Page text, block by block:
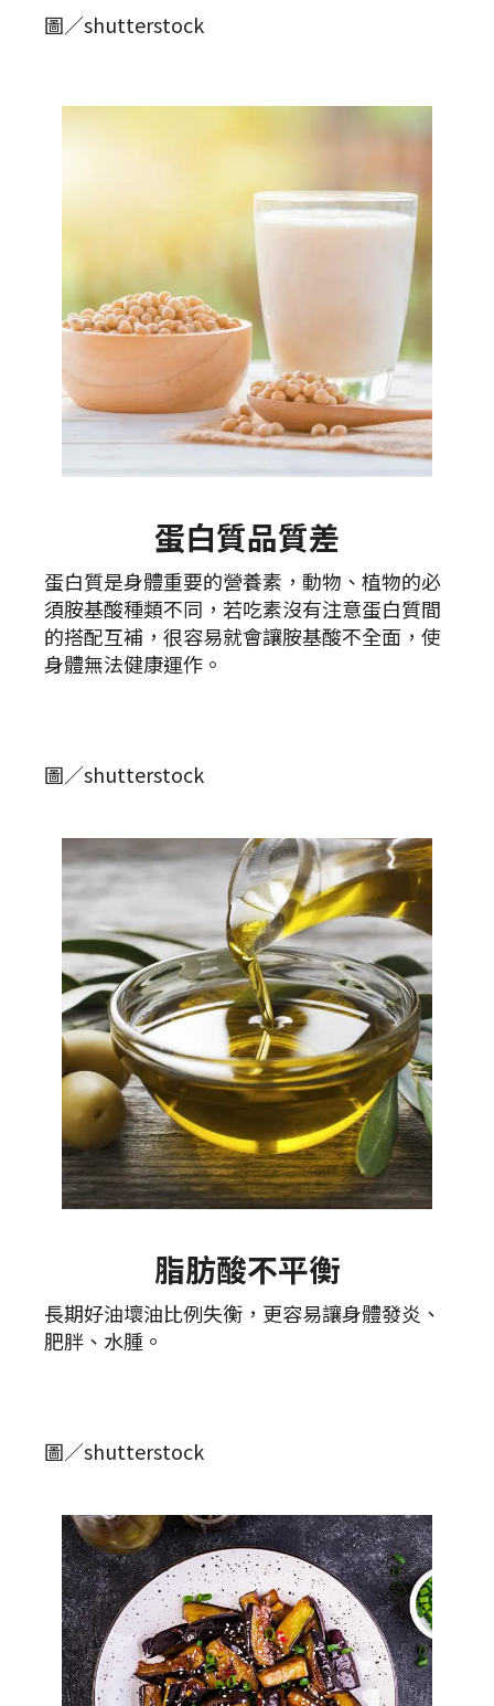
圖／shutterstock
蛋白質品質差
蛋白質是身體重要的營養素，動物、植物的必
須胺基酸種類不同，若吃素沒有注意蛋白質間
的搭配互補，很容易就會讓胺基酸不全面，使
身體無法健康運作。
圖／shutterstock
脂肪酸不平衡
長期好油壞油比例失衡，更容易讓身體發炎、
肥胖、水腫。
圖／shutterstock